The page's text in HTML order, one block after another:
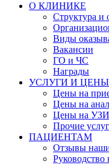
О КЛИНИКЕ
Структура и
Виды
Вакансии
ГО и ЧС
Награды
УСЛУГИ И ЦЕНЫ
Цены на
Цены на
Цены на УЗИ
Прочие
ПАЦИЕНТАМ
Отзывы
Руководство